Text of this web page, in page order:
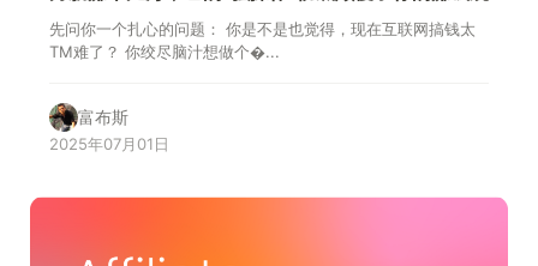
先问你一个扎心的问题： 你是不是也觉得，现在互联网搞钱太
TM难了？ 你绞尽脑汁想做个�...
富布斯
2025年07月01日